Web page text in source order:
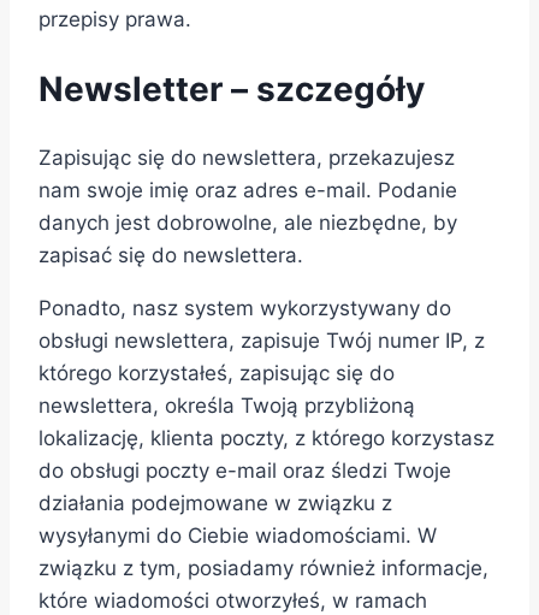
przepisy prawa.
Newsletter – szczegóły
Zapisując się do newslettera, przekazujesz
nam swoje imię oraz adres e-mail. Podanie
danych jest dobrowolne, ale niezbędne, by
zapisać się do newslettera.
Ponadto, nasz system wykorzystywany do
obsługi newslettera, zapisuje Twój numer IP, z
którego korzystałeś, zapisując się do
newslettera, określa Twoją przybliżoną
lokalizację, klienta poczty, z którego korzystasz
do obsługi poczty e-mail oraz śledzi Twoje
działania podejmowane w związku z
wysyłanymi do Ciebie wiadomościami. W
związku z tym, posiadamy również informacje,
które wiadomości otworzyłeś, w ramach